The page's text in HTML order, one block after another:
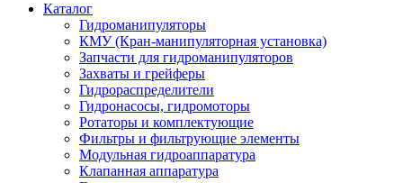
Каталог
Гидроманипуляторы
КМУ (Кран-манипуляторная установка)
Запчасти для гидроманипуляторов
Захваты и грейферы
Гидрораспределители
Гидронасосы, гидромоторы
Ротаторы и комплектующие
Фильтры и фильтрующие элементы
Модульная гидроаппаратура
Клапанная аппаратура